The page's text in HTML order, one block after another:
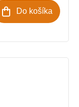
Do košíka